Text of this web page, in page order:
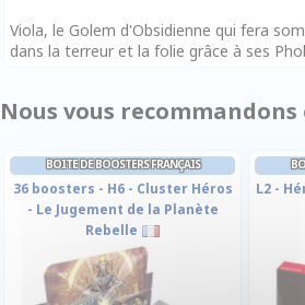
Viola, le Golem d'Obsidienne qui fera
dans la terreur et la folie grâce à ses
Nous vous
BOITE DE BOOSTERS FRANÇAIS
36 boosters - H6 - Cluster Héros
- Le Jugement de la Planète
Rebelle
L2 -